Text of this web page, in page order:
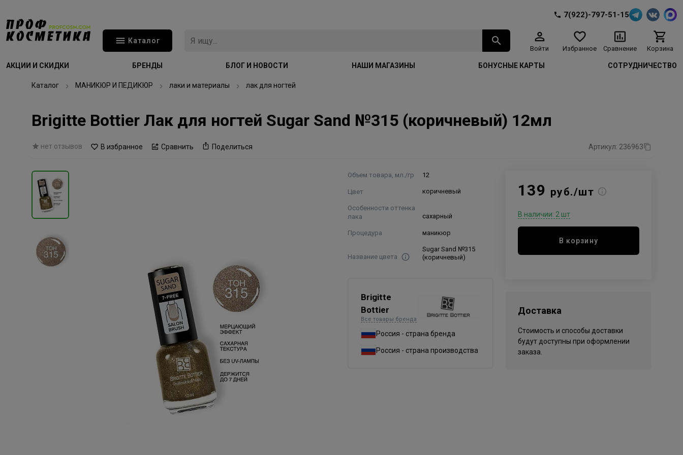
7(922)-797-51-15
Каталог
Войти Избранное Сравнение Корзина
АКЦИИ И СКИДКИ БРЕНДЫ БЛОГ И НОВОСТИ НАШИ МАГАЗИНЫ БОНУСНЫЕ КАРТЫ СОТРУДНИЧЕСТВО
Каталог МАНИКЮР И ПЕДИКЮР лаки и материалы лак для ногтей
Brigitte Bottier Лак для ногтей Sugar Sand №315 (коричневый) 12мл
нет отзывов В избранное Сравнить Поделиться Артикул: 236963
Объем товара, мл./гр 12
Цвет коричневый
Особенности оттенка
лака
сахарный
Процедура маникюр
Название цвета
Sugar Sand №315
(коричневый)
Brigitte
Bottier
Все товары бренда
Россия - страна бренда
Россия - страна производства
139 руб./шт
В наличии: 2 шт
В корзину
Доставка
Стоимость и способы доставки
будут доступны при оформлении
заказа.